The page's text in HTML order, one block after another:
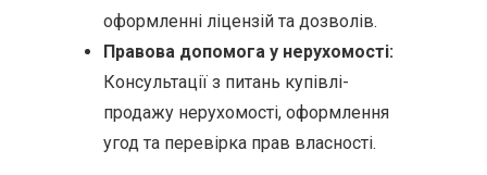
оформленні ліцензій та дозволів.
Правова допомога у нерухомості:
Консультації з питань купівлі-
продажу нерухомості, оформлення
угод та перевірка прав власності.